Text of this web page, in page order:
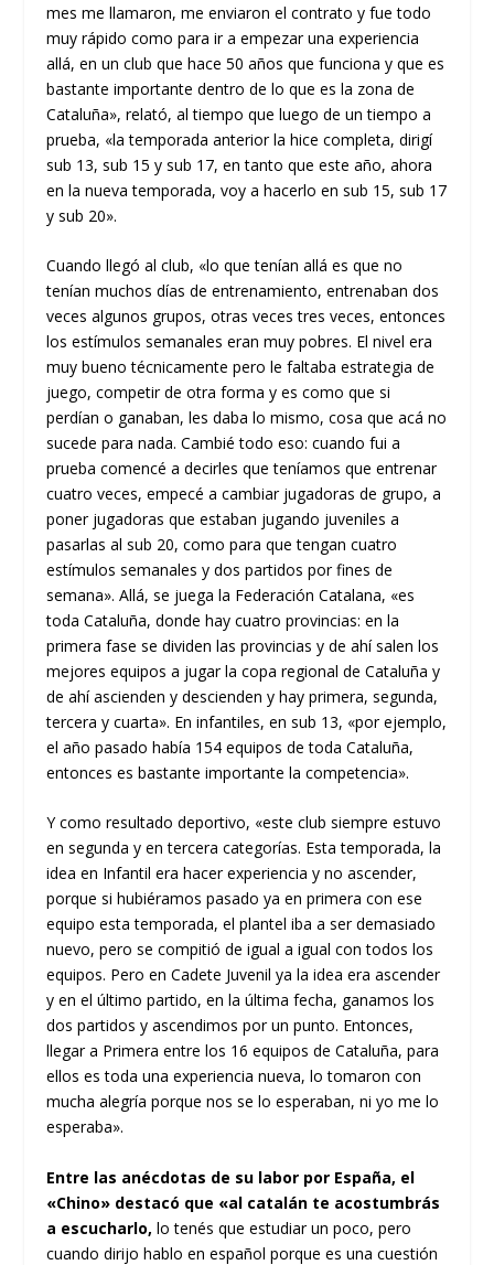
mes me llamaron, me enviaron el contrato y fue todo
muy rápido como para ir a empezar una experiencia
allá, en un club que hace 50 años que funciona y que es
bastante importante dentro de lo que es la zona de
Cataluña», relató, al tiempo que luego de un tiempo a
prueba, «la temporada anterior la hice completa, dirigí
sub 13, sub 15 y sub 17, en tanto que este año, ahora
en la nueva temporada, voy a hacerlo en sub 15, sub 17
y sub 20».
Cuando llegó al club, «lo que tenían allá es que no
tenían muchos días de entrenamiento, entrenaban dos
veces algunos grupos, otras veces tres veces, entonces
los estímulos semanales eran muy pobres. El nivel era
muy bueno técnicamente pero le faltaba estrategia de
juego, competir de otra forma y es como que si
perdían o ganaban, les daba lo mismo, cosa que acá no
sucede para nada. Cambié todo eso: cuando fui a
prueba comencé a decirles que teníamos que entrenar
cuatro veces, empecé a cambiar jugadoras de grupo, a
poner jugadoras que estaban jugando juveniles a
pasarlas al sub 20, como para que tengan cuatro
estímulos semanales y dos partidos por fines de
semana». Allá, se juega la Federación Catalana, «es
toda Cataluña, donde hay cuatro provincias: en la
primera fase se dividen las provincias y de ahí salen los
mejores equipos a jugar la copa regional de Cataluña y
de ahí ascienden y descienden y hay primera, segunda,
tercera y cuarta». En infantiles, en sub 13, «por ejemplo,
el año pasado había 154 equipos de toda Cataluña,
entonces es bastante importante la competencia».
Y como resultado deportivo, «este club siempre estuvo
en segunda y en tercera categorías. Esta temporada, la
idea en Infantil era hacer experiencia y no ascender,
porque si hubiéramos pasado ya en primera con ese
equipo esta temporada, el plantel iba a ser demasiado
nuevo, pero se compitió de igual a igual con todos los
equipos. Pero en Cadete Juvenil ya la idea era ascender
y en el último partido, en la última fecha, ganamos los
dos partidos y ascendimos por un punto. Entonces,
llegar a Primera entre los 16 equipos de Cataluña, para
ellos es toda una experiencia nueva, lo tomaron con
mucha alegría porque nos se lo esperaban, ni yo me lo
esperaba».
Entre las anécdotas de su labor por España, el
«Chino» destacó que «al catalán te acostumbrás
a escucharlo, lo tenés que estudiar un poco, pero
cuando dirijo hablo en español porque es una cuestión